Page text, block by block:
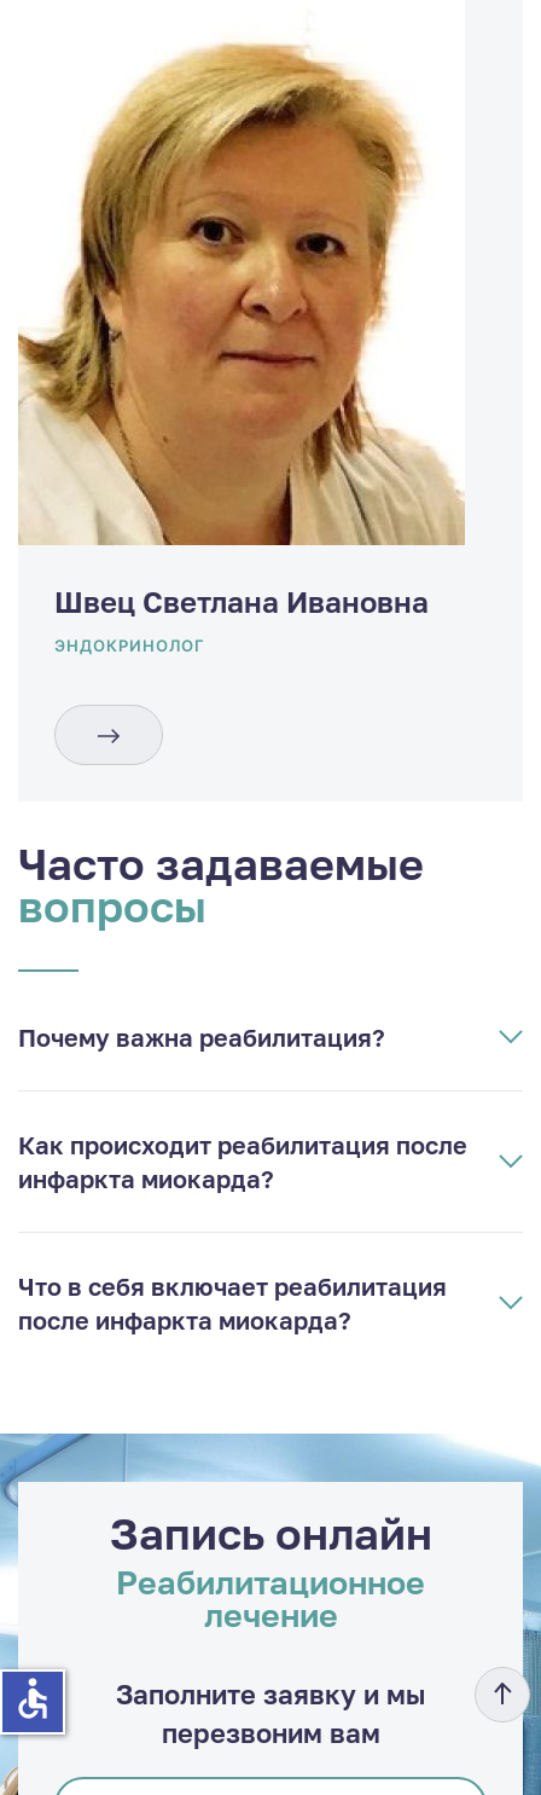
Швец Светлана Ивановна
ЭНДОКРИНОЛОГ
Часто задаваемые
вопросы
Почему важна реабилитация?
Как происходит реабилитация после
инфаркта миокарда?
Что в себя включает реабилитация
после инфаркта миокарда?
Запись онлайн
Реабилитационное
лечение
Заполните заявку и мы
перезвоним вам
accessible